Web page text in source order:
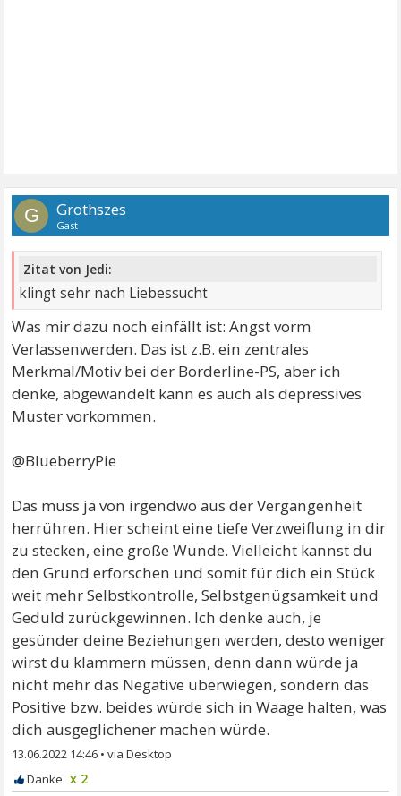
G Grothszes
Gast
Zitat von Jedi:
klingt sehr nach Liebessucht
Was mir dazu noch einfällt ist: Angst vorm
Verlassenwerden. Das ist z.B. ein zentrales
Merkmal/Motiv bei der Borderline-PS, aber ich
denke, abgewandelt kann es auch als depressives
Muster vorkommen.
@BlueberryPie
Das muss ja von irgendwo aus der Vergangenheit
herrühren. Hier scheint eine tiefe Verzweiflung in dir
zu stecken, eine große Wunde. Vielleicht kannst du
den Grund erforschen und somit für dich ein Stück
weit mehr Selbstkontrolle, Selbstgenügsamkeit und
Geduld zurückgewinnen. Ich denke auch, je
gesünder deine Beziehungen werden, desto weniger
wirst du klammern müssen, denn dann würde ja
nicht mehr das Negative überwiegen, sondern das
Positive bzw. beides würde sich in Waage halten, was
dich ausgeglichener machen würde.
13.06.2022 14:46 •
x 2